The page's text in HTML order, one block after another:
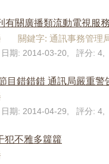
有關廣播類流動電視服
關鍵字: 通訊事務管理
期: 2014-03-20, 評分:
目錯錯錯 通訊局嚴重警
期: 2014-04-29, 評分: 4,
犯不雅多籮籮